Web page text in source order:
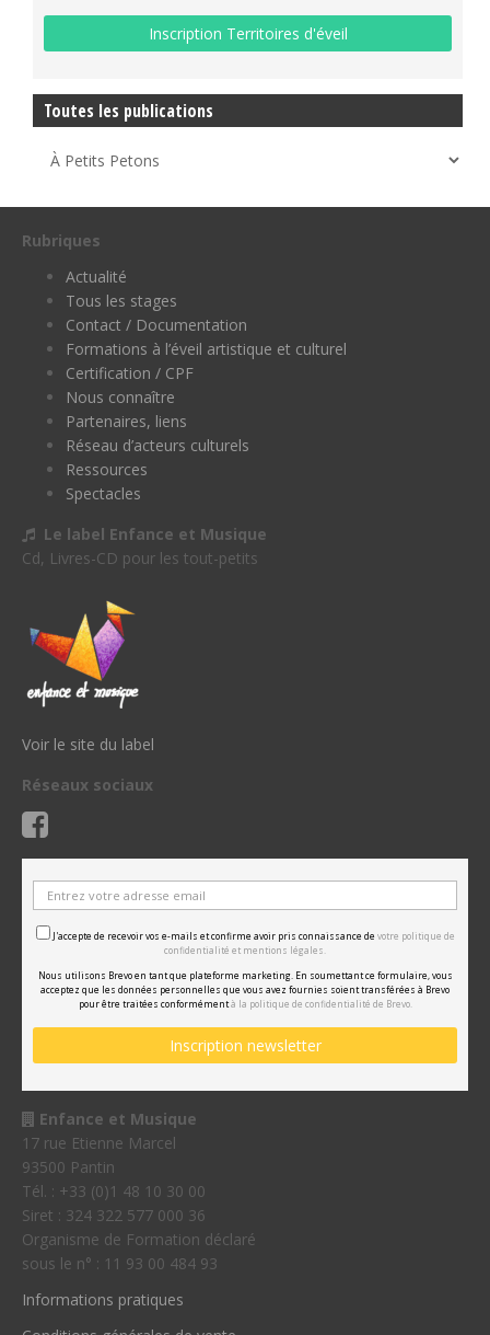
Toutes les publications
Rubriques
Actualité
Tous les stages
Contact / Documentation
Formations à l’éveil artistique et culturel
Certification / CPF
Nous connaître
Partenaires, liens
Réseau d’acteurs culturels
Ressources
Spectacles
Le label Enfance et Musique
Cd, Livres-CD pour les tout-petits
Voir le site du label
Réseaux sociaux
J'accepte de recevoir vos e-mails et confirme avoir pris connaissance de votre politique de
confidentialité et mentions légales.
Nous utilisons Brevo en tant que plateforme marketing. En soumettant ce formulaire, vous
acceptez que les données personnelles que vous avez fournies soient transférées à Brevo
pour être traitées conformémentà la politique de confidentialité de Brevo.
Enfance et Musique
17 rue Etienne Marcel
93500 Pantin
Tél. : +33 (0)1 48 10 30 00
Siret : 324 322 577 000 36
Organisme de Formation déclaré
sous le n° : 11 93 00 484 93
Informations pratiques